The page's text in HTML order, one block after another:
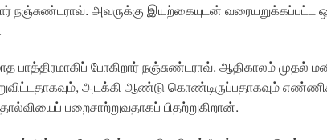
நஞ்சுண்டராவ். அவருக்கு இயற்கையுடன் வரையறுக்கப்பட்ட
பாத்திரமாகிப் போகிறார் நஞ்சுண்டராவ். ஆதிகாலம் முதல்
அடக்கி ஆண்டு கொண்டிருப்பதாகவும்
பறைசாற்றுவதாகப் பிதற்றுகிறான்.